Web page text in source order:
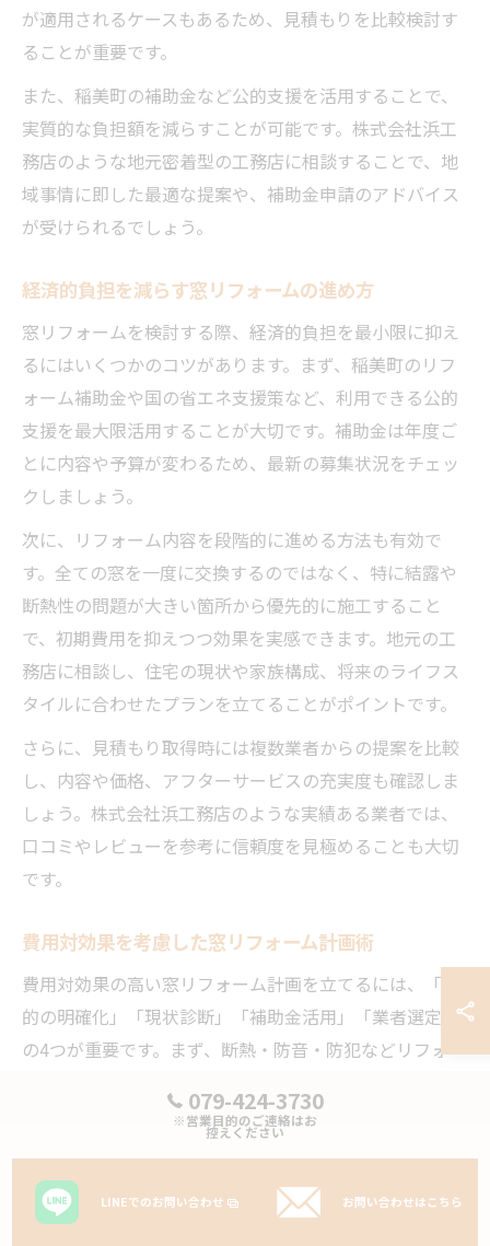
が適用されるケースもあるため、見積もりを比較検討す
ることが重要です。
また、稲美町の補助金など公的支援を活用することで、
実質的な負担額を減らすことが可能です。株式会社浜工
務店のような地元密着型の工務店に相談することで、地
域事情に即した最適な提案や、補助金申請のアドバイス
が受けられるでしょう。
経済的負担を減らす窓リフォームの進め方
窓リフォームを検討する際、経済的負担を最小限に抑え
るにはいくつかのコツがあります。まず、稲美町のリフ
ォーム補助金や国の省エネ支援策など、利用できる公的
支援を最大限活用することが大切です。補助金は年度ご
とに内容や予算が変わるため、最新の募集状況をチェッ
クしましょう。
次に、リフォーム内容を段階的に進める方法も有効で
す。全ての窓を一度に交換するのではなく、特に結露や
断熱性の問題が大きい箇所から優先的に施工すること
で、初期費用を抑えつつ効果を実感できます。地元の工
務店に相談し、住宅の現状や家族構成、将来のライフス
タイルに合わせたプランを立てることがポイントです。
さらに、見積もり取得時には複数業者からの提案を比較
し、内容や価格、アフターサービスの充実度も確認しま
しょう。株式会社浜工務店のような実績ある業者では、
口コミやレビューを参考に信頼度を見極めることも大切
です。
費用対効果を考慮した窓リフォーム計画術
費用対効果の高い窓リフォーム計画を立てるには、「目
的の明確化」「現状診断」「補助金活用」「業者選定」
の4つが重要です。まず、断熱・防音・防犯などリフォー
診断してもらいましょう。診断結果をもとに最適なリフ
ォーム方法と費用感を把握できます。
そのうえで、稲美町や兵庫県の補助金制度を積極的に活
用し、実質負担額を下げる工夫も欠かせません。地元で
079-424-3730
※営業目的のご連絡はお
控えください
LINEでのお問い合わせ お問い合わせはこちら